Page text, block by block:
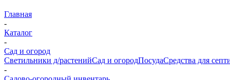
Главная
-
Каталог
-
Сад и огород
Светильники д/растенийСад и огородПосудаСредства для
-